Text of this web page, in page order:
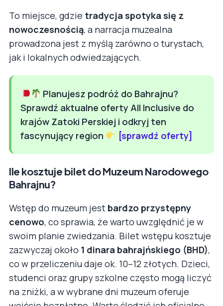
To miejsce, gdzie tradycja spotyka się z
nowoczesnością, a narracja muzealna
prowadzona jest z myślą zarówno o turystach,
jak i lokalnych odwiedzających.
Planujesz podróż do Bahrajnu?
Sprawdź aktualne oferty All Inclusive do
krajów Zatoki Perskiej i odkryj ten
fascynujący region
[sprawdź oferty]
Ile kosztuje bilet do Muzeum Narodowego
Bahrajnu?
Wstęp do muzeum jest bardzo przystępny
cenowo, co sprawia, że warto uwzględnić je w
swoim planie zwiedzania. Bilet wstępu kosztuje
zazwyczaj około 1 dinara bahrajńskiego (BHD),
co w przeliczeniu daje ok. 10–12 złotych. Dzieci,
studenci oraz grupy szkolne często mogą liczyć
na zniżki, a w wybrane dni muzeum oferuje